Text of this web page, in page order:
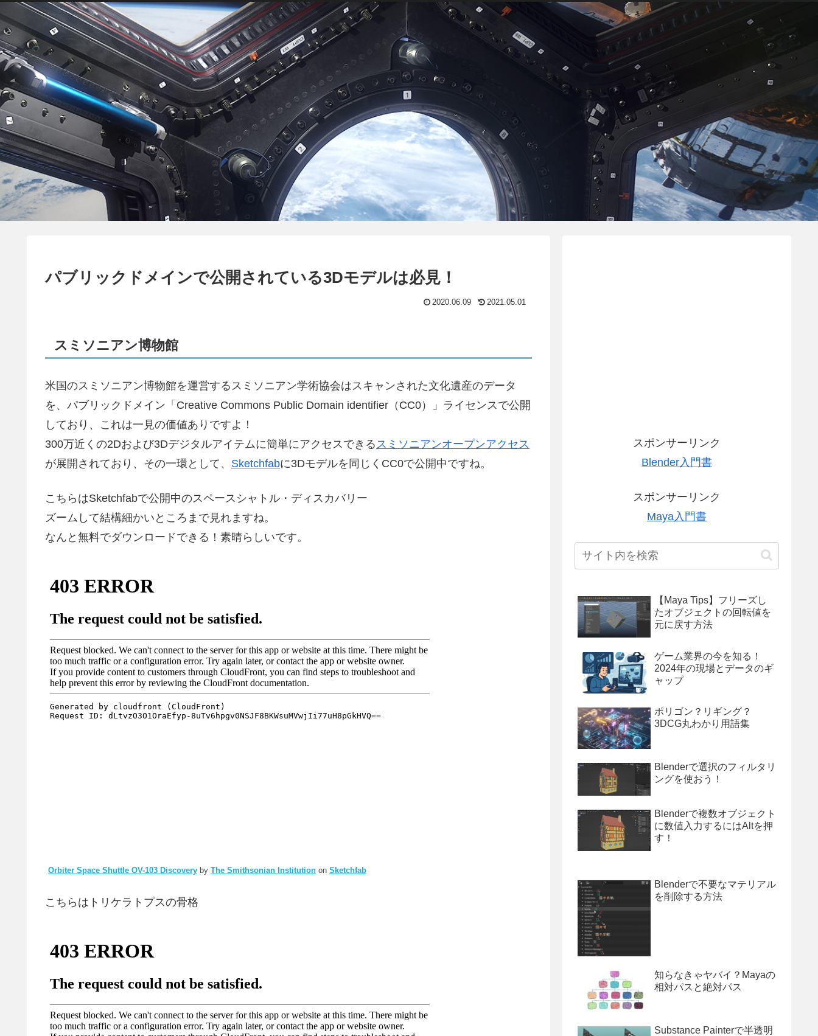
パブリックドメインで公開されている3Dモデルは必見！
2020.06.09 2021.05.01
スミソニアン博物館
米国のスミソニアン博物館を運営するスミソニアン学術協会はスキャンされた文化遺産のデータ
を、パブリックドメイン「Creative Commons Public Domain identifier（CC0）」ライセンスで公開
しており、これは一見の価値ありですよ！
300万近くの2Dおよび3Dデジタルアイテムに簡単にアクセスできる スミソニアンオープンアクセス
が展開されており、その一環として、 Sketchfabに3Dモデルを同じくCC0で公開中ですね。
こちらはSketchfabで公開中のスペースシャトル・ディスカバリー
ズームして結構細かいところまで見れますね。
なんと無料でダウンロードできる！素晴らしいです。
Orbiter Space Shuttle OV-103 Discovery by The Smithsonian Institution on Sketchfab
こちらはトリケラトプスの骨格
スポンサーリンク
Blender入門書
スポンサーリンク
Maya入門書
【Maya Tips】フリーズし
たオブジェクトの回転値を
元に戻す方法
ゲーム業界の今を知る！
2024年の現場とデータのギ
ャップ
ポリゴン？リギング？
3DCG丸わかり用語集
Blenderで選択のフィルタリ
ングを使おう！
Blenderで複数オブジェクト
に数値入力するにはAltを押
す！
Blenderで不要なマテリアル
を削除する方法
知らなきゃヤバイ？Mayaの
相対パスと絶対パス
Substance Painterで半透明